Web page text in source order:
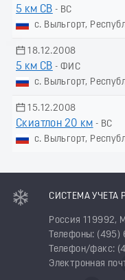
5 км СВ - ВС
с. Выльгорт,
18.12.2008
5 км СВ - ФИС
с. Выльгорт,
15.12.2008
Скиатлон 20 км - ВС
с. Выльгорт,
СИСТЕМА УЧЕТА
Россия 119992,
Телефоны:
Телефон/факс:
Электронная